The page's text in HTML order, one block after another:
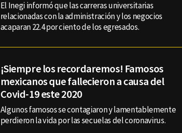
El Inegi informó que las carreras universitarias
relacionadas con la administración y los negocios
acaparan 22.4 por ciento de los egresados.
¡Siempre los recordaremos! Famosos
mexicanos que fallecieron a causa del
Covid-19 este 2020
Algunos famosos se contagiaron y lamentablemente
perdieron la vida por las secuelas del coronavirus.